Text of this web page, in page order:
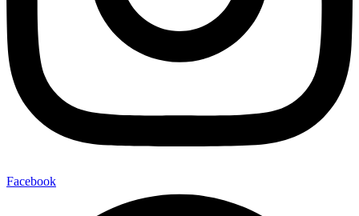
Facebook